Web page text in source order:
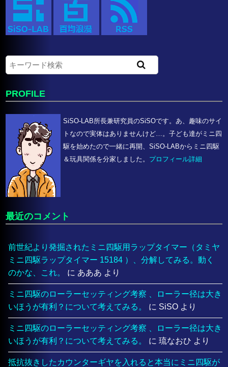
PROFILE
SiSO-LAB所長兼研究員のSiSOです。あ、趣味のサイ
トなので実体はありませんけど…。子ども達がミニ四
駆を始めたので一緒に再開、SiSO-LABからミニ四駆
＆玩具関係を分家しました。 プロフィール詳細
最近のコメント
前世紀より発掘されたミニ四駆用ラップタイマー（タミヤ
ミニ四駆ラップタイマー 15184 ）、分解してみる。動く
のかな、これ。
に あああ より
ミニ四駆のローラーセッティング考察 、ローラー径は大き
いほうが有利？について考えてみる。
に SiSO より
ミニ四駆のローラーセッティング考察 、ローラー径は大き
いほうが有利？について考えてみる。
に琉なおひ より
抵抗抜きしたカウンターギヤを入れると本当にミニ四駆が